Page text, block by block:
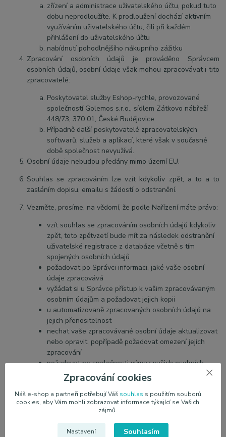
zřízení a administrace uživatelského účtu, pokud tuto
dobu neprodloužíte. K prodloužení dochází aktivním
využíváním uživatelského účtu, čili při každém
přihlášení do uživatelského účtu
nabídnutí pohodlnějšího nákupního zážitku
Zpracování osobních údajů je prováděno Správcem
osobních údajů, osobní údaje však mohou zpracovávat i tito
zpracovatelé:
Poskytovatel služby Eshop-rychle, provozované
společností Golemos s.r.o., sídlem Zátkovo nábřeží
448/73, 370 01, České Budějovice
Případně další poskytovatelé zpracovatelských
softwarů, služeb a aplikací, které však v současné
době společnost nevyužívá.
Osobní údaje nebudou předány mimo území EU.
Souhlas se zpracováním lze vzít kdykoliv zpět, a to a to
zasláním dopisu, emailu s žádostí o odstranění.
Vezměte, prosíme, na vědomí, že podle Nařízení máte právo:
vzít souhlas se zpracováním osobních údajů kdykoliv
zpět, toto zpětvzetí bude mít za následek odstranění
uživatelské registrace z databáze včetně s tím
spojených osobních údajů
požadovat po Správci informaci, jaké vaše osobní
údaje zpracovává
vyžádat si u Správce přístup k vašim zpracovávaným
osobním údajům a požadovat jejich kopii
u automatizovaně zpracovaných osobních údajů na
jejich přenositelnost
nechat vaše zpracovávané osobní údaje aktualizovat
nebo opravit, popřípadě požadovat omezení jejich
zpracování
požadovat po společnosti výmaz vašich osobních
údajů, pokud se nejedná o osobní údaje, které je
Správce povinen nebo oprávněn dále zpracovávat
dle příslušných právních předpisů
na účinnou soudní ochranu, pokud máte za to, že
vaše práva podle Nařízení byla porušena v důsledku
zpracování vašich osobních údajů v rozporu s tímto
Zpracování cookies
Náš e-shop a partneři potřebují Váš souhlas s použitím souborů
cookies, aby Vám mohli zobrazovat informace týkající se Vašich
zájmů.
Nastavení Souhlasím